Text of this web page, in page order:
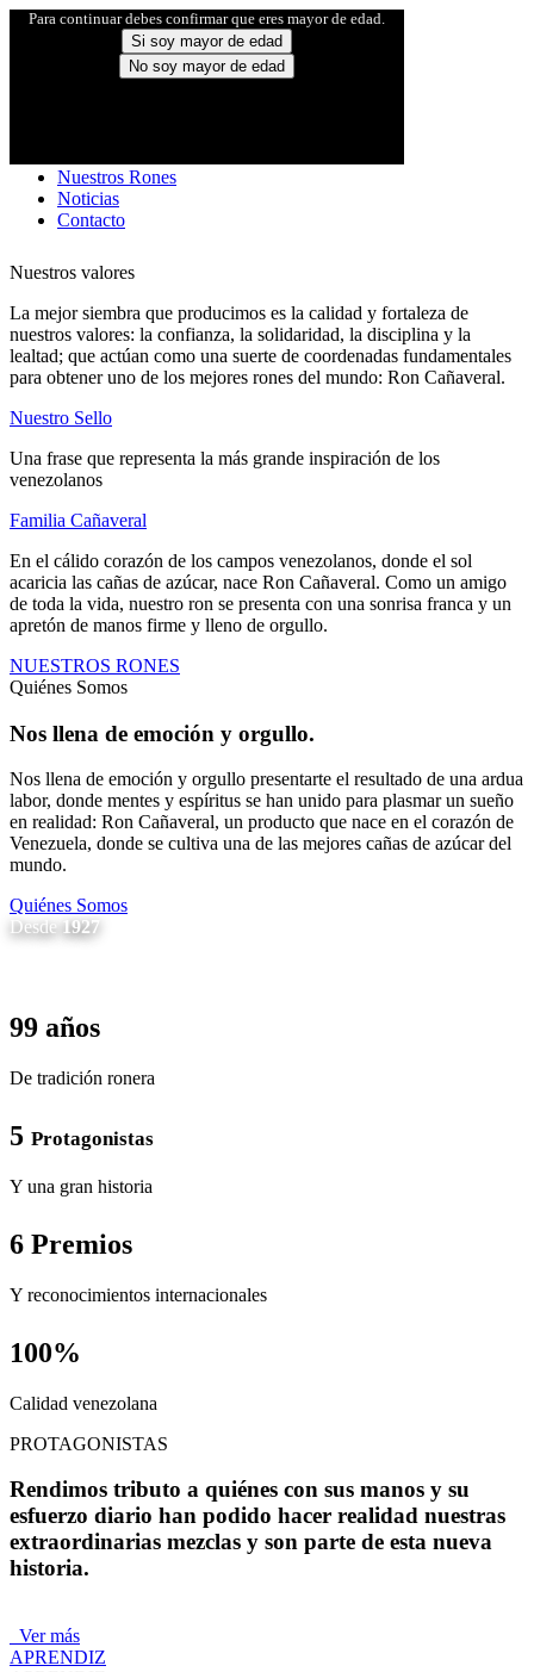
Para continuar debes confirmar que eres mayor de edad.
Si soy mayor de edad
No soy mayor de edad
Nuestros Rones
Noticias
Contacto
Nuestros valores
La mejor siembra que producimos es la calidad y fortaleza de
nuestros valores: la confianza, la solidaridad, la disciplina y la
lealtad; que actúan como una suerte de coordenadas fundamentales
para obtener uno de los mejores rones del mundo: Ron Cañaveral.
Nuestro Sello
Una frase que representa la más grande inspiración de los
venezolanos
Familia Cañaveral
En el cálido corazón de los campos venezolanos, donde el sol
acaricia las cañas de azúcar, nace Ron Cañaveral. Como un amigo
de toda la vida, nuestro ron se presenta con una sonrisa franca y un
apretón de manos firme y lleno de orgullo.
NUESTROS RONES
Quiénes Somos
Nos llena de emoción y orgullo.
Nos llena de emoción y orgullo presentarte el resultado de una ardua
labor, donde mentes y espíritus se han unido para plasmar un sueño
en realidad: Ron Cañaveral, un producto que nace en el corazón de
Venezuela, donde se cultiva una de las mejores cañas de azúcar del
mundo.
Quiénes Somos
Desde 1927
99 años
De tradición ronera
5 Protagonistas
Y una gran historia
6 Premios
Y reconocimientos internacionales
100%
Calidad venezolana
PROTAGONISTAS
Rendimos tributo a quiénes con sus manos y su
esfuerzo diario han podido hacer realidad nuestras
extraordinarias mezclas y son parte de esta nueva
historia.
Ver más
APRENDIZ